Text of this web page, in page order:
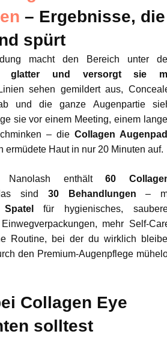
– Ergebnisse, die
spürt
macht den Bereich unter
glatter und versorgt sie
sehen gemildert aus,
und die ganze Augenpartie
sie vor einem Meeting, einem
– die Collagen
ermüdete Haut in nur 20 Minuten auf.
Nanolash enthält60
sind 30 Behandlungen –
für hygienisches,
mehr Self-
Routine, bei der du wirklich
den Premium-Augenpflege
Collagen Eye
solltest